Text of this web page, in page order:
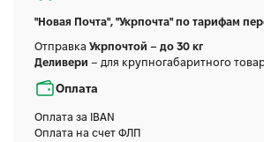
"Новая Почта", "Укрпочта" по тарифам
Отправка Укрпочтой – до 30 кг
Деливери – для крупногабаритного
Оплата
Оплата за IBAN
Оплата на счет ФЛП